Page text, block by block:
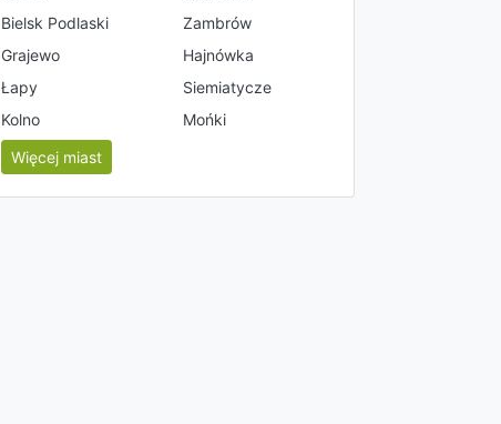
Bielsk Podlaski
Zambrów
Grajewo
Hajnówka
Łapy
Siemiatycze
Kolno
Mońki
Więcej miast